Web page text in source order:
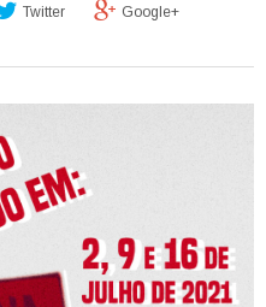
Twitter
Google+